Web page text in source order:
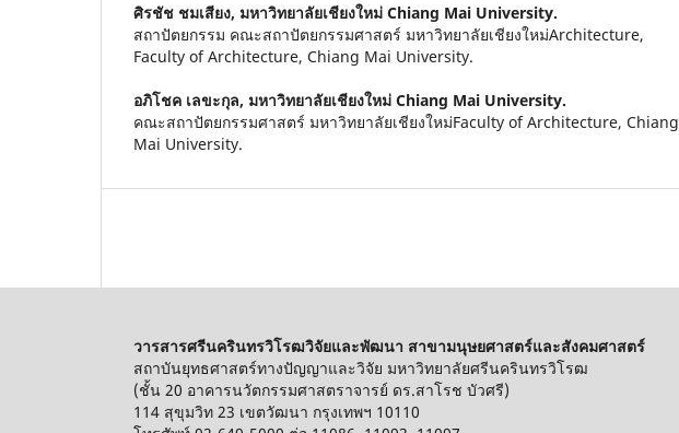
ศิรชัช ชมเสียง, มหาวิทยาลัยเชียงใหม่ Chiang Mai University.
สถาปัตยกรรม คณะสถาปัตยกรรมศาสตร์ มหาวิทยาลัยเชียงใหม่Architecture,
Faculty of Architecture, Chiang Mai University.
อภิโชค เลขะกุล, มหาวิทยาลัยเชียงใหม่ Chiang Mai University.
คณะสถาปัตยกรรมศาสตร์ มหาวิทยาลัยเชียงใหม่Faculty of Architecture, Chiang
Mai University.
วารสารศรีนครินทรวิโรฒวิจัยและพัฒนา สาขามนุษยศาสตร์และสังคมศาสตร์
สถาบันยุทธศาสตร์ทางปัญญาและวิจัย มหาวิทยาลัยศรีนครินทรวิโรฒ
(ชั้น 20 อาคารนวัตกรรมศาสตราจารย์ ดร.สาโรช บัวศรี)
114 สุขุมวิท 23 เขตวัฒนา กรุงเทพฯ 10110